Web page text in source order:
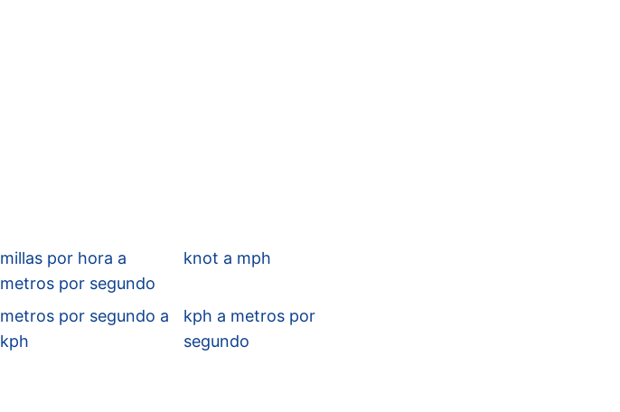
millas por hora a
metros por segundo
knot a mph
metros por segundo a
kph
kph a metros por
segundo